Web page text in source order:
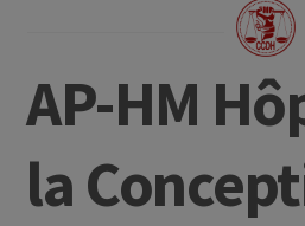
AP-HM
la